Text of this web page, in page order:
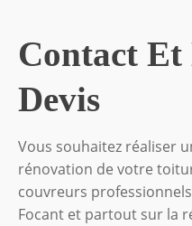
Contact Et
Devis
Vous souhaitez réaliser
rénovation de votre
couvreurs
Focant et partout sur la